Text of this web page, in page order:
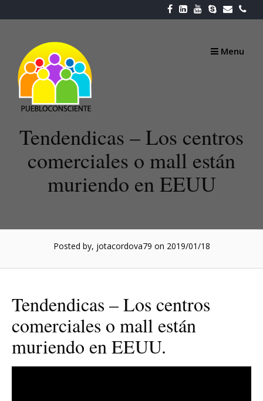
to
Menu
Tendendicas – Los centros
comerciales o mall están
muriendo en EEUU
Posted by, jotacordova79 on 2019/01/18
Tendendicas – Los centros
comerciales o mall están
muriendo en EEUU.